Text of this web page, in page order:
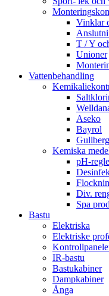
Vinklar
T / Y
Unioner
Vattenbehandling
Aseko
Bayrol
Kemiska
pH-
Div.
Spa
Bastu
Elektriska
Elektriske
IR-bastu
Bastukabiner
Dampkabiner
Ånga